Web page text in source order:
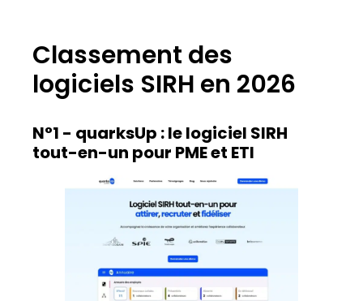
Classement des
logiciels SIRH en 2026
N°1 - quarksUp : le logiciel SIRH
tout-en-un pour PME et ETI